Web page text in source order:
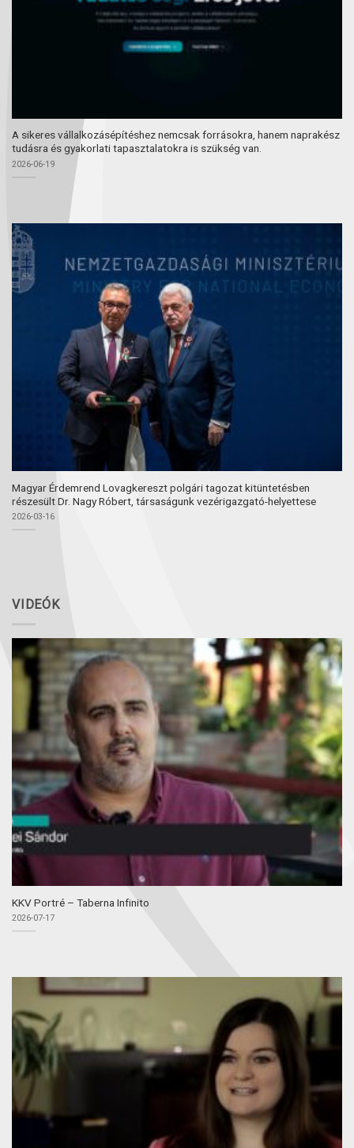
A sikeres vállalkozásépítéshez nemcsak forrásokra, hanem naprakész
tudásra és gyakorlati tapasztalatokra is szükség van.
2026-06-19
Magyar Érdemrend Lovagkereszt polgári tagozat kitüntetésben
részesült Dr. Nagy Róbert, társaságunk vezérigazgató-helyettese
2026-03-16
VIDEÓK
KKV Portré – Taberna Infinito
2026-07-17